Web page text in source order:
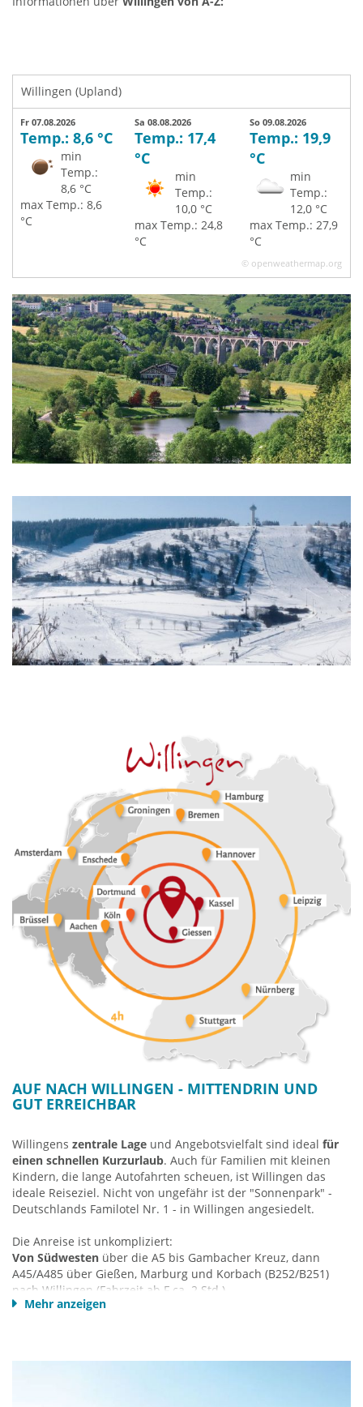
Willingen (Upland)
Fr 07.08.2026
Temp.: 8,6 °C
min
Temp.:
8,6 °C
max Temp.: 8,6
°C
Sa 08.08.2026
Temp.: 17,4
°C
min
Temp.:
10,0 °C
max Temp.: 24,8
°C
So 09.08.2026
Temp.: 19,9
°C
min
Temp.:
12,0 °C
max Temp.: 27,9
°C
© openweathermap.org
AUF NACH WILLINGEN - MITTENDRIN UND
GUT ERREICHBAR
Willingens zentrale Lage und Angebotsvielfalt sind ideal für
einen schnellen Kurzurlaub. Auch für Familien mit kleinen
Kindern, die lange Autofahrten scheuen, ist Willingen das
ideale Reiseziel. Nicht von ungefähr ist der "Sonnenpark" -
Deutschlands Familotel Nr. 1 - in Willingen angesiedelt.
Die Anreise ist unkompliziert:
Von Südwesten über die A5 bis Gambacher Kreuz, dann
A45/A485 über Gießen, Marburg und Korbach (B252/B251)
nach Willingen (Fahrzeit ab F ca. 2 Std.).
Von Südenüber die A7 bis Homberg/Efze, dann durchs
Mehr anzeigen